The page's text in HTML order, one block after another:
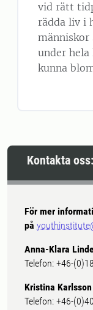
vid rätt
rädda liv i
människor
under
kunna
Kontakta oss:
För mer
på
Anna-Klara
Telefon: +46-
Kristina Karlsson
Telefon: +46-